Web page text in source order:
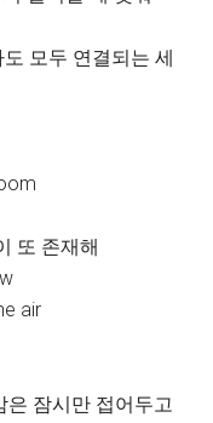
모두 연결되는 세
또 존재해
air
은 잠시만 접어두고